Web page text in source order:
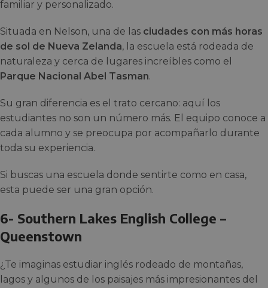
familiar y personalizado.
Situada en Nelson, una de las ciudades con más horas
de sol de Nueva Zelanda, la escuela está rodeada de
naturaleza y cerca de lugares increíbles como el
Parque Nacional Abel Tasman.
Su gran diferencia es el trato cercano: aquí los
estudiantes no son un número más. El equipo conoce a
cada alumno y se preocupa por acompañarlo durante
toda su experiencia.
Si buscas una escuela donde sentirte como en casa,
esta puede ser una gran opción.
6- Southern Lakes English College –
Queenstown
¿Te imaginas estudiar inglés rodeado de montañas,
lagos y algunos de los paisajes más impresionantes del